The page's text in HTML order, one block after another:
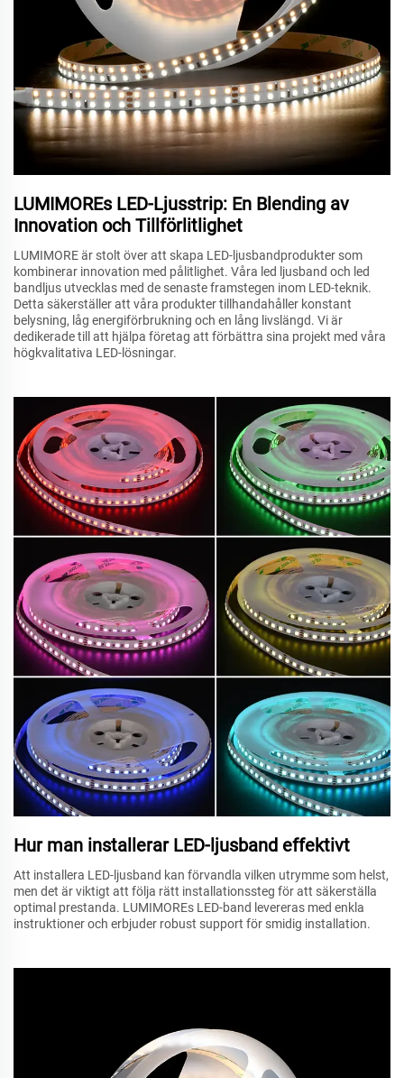
LUMIMOREs LED-Ljusstrip: En Blending av
Innovation och Tillförlitlighet
LUMIMORE är stolt över att skapa LED-ljusbandprodukter som
kombinerar innovation med pålitlighet. Våra led ljusband och led
bandljus utvecklas med de senaste framstegen inom LED-teknik.
Detta säkerställer att våra produkter tillhandahåller konstant
belysning, låg energiförbrukning och en lång livslängd. Vi är
dedikerade till att hjälpa företag att förbättra sina projekt med våra
högkvalitativa LED-lösningar.
Hur man installerar LED-ljusband effektivt
Att installera LED-ljusband kan förvandla vilken utrymme som helst,
men det är viktigt att följa rätt installationssteg för att säkerställa
optimal prestanda. LUMIMOREs LED-band levereras med enkla
instruktioner och erbjuder robust support för smidig installation.